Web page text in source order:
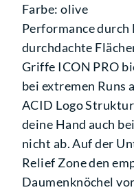
Farbe: olive
Performance
durchdachte
Griffe ICON PRO
bei extremen Runs
ACID Logo
deine Hand auch
nicht ab. Auf der
Relief Zone den
Daumenknöchel